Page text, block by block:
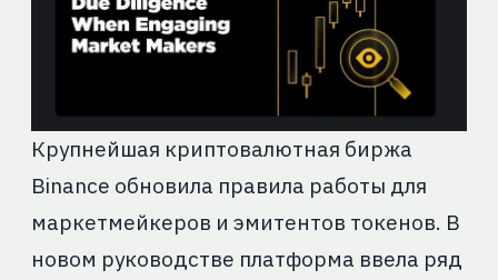
Крупнейшая криптовалютная биржа
Binance обновила правила работы для
маркетмейкеров и эмитентов токенов. В
новом руководстве платформа ввела ряд